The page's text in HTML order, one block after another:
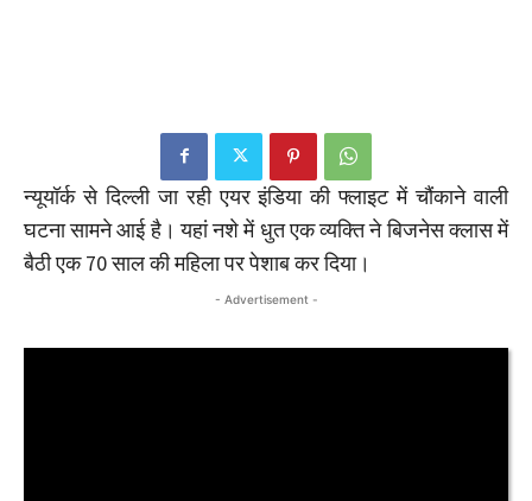
न्यूयॉर्क से दिल्ली जा रही एयर इंडिया की फ्लाइट में चौंकाने वाली
घटना सामने आई है। यहां नशे में धुत एक व्यक्ति ने बिजनेस क्लास में
बैठी एक 70 साल की महिला पर पेशाब कर दिया।
- Advertisement -